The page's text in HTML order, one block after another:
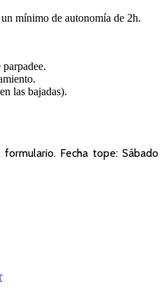
mínimo de autonomía de 2h.
las bajadas).
Fecha tope: Sábado